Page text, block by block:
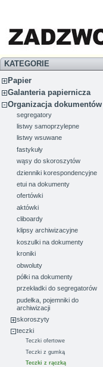
KATEGORIE
Papier
Galanteria papiernicza
Organizacja dokumentów
segregatory
listwy samoprzylepne
listwy wsuwane
fastykuły
wąsy do skoroszytów
dzienniki korespondencyjne
etui na dokumenty
ofertówki
aktówki
cliboardy
klipsy archiwizacyjne
koszulki na dokumenty
kroniki
obwoluty
półki na dokumenty
przekładki do segregatorów
pudełka, pojemniki do
archiwizacji
skoroszyty
teczki
Teczki ofertowe
Teczki z gumką
Teczki z rączką